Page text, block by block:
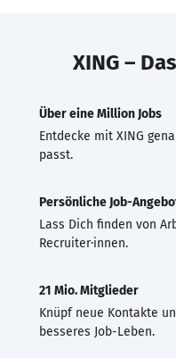
XING –
Über eine Million Jobs
Entdecke mit XING
passt.
Persönliche Job-
Lass Dich finden von
Recruiter·innen.
21 Mio. Mitglieder
Knüpf neue Kontakte
besseres Job-Leben.